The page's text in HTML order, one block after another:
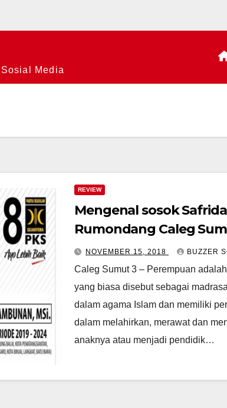
Media
REVIEW
Mengenal sosok Safrida
Rumondang Caleg
3
NOVEMBER 15, 2018 BUZZER
Caleg Sumut 3 – Perempuan
yang biasa disebut sebagai
dalam agama Islam dan memiliki
dalam melahirkan, merawat dan
anaknya atau menjadi pendidik…